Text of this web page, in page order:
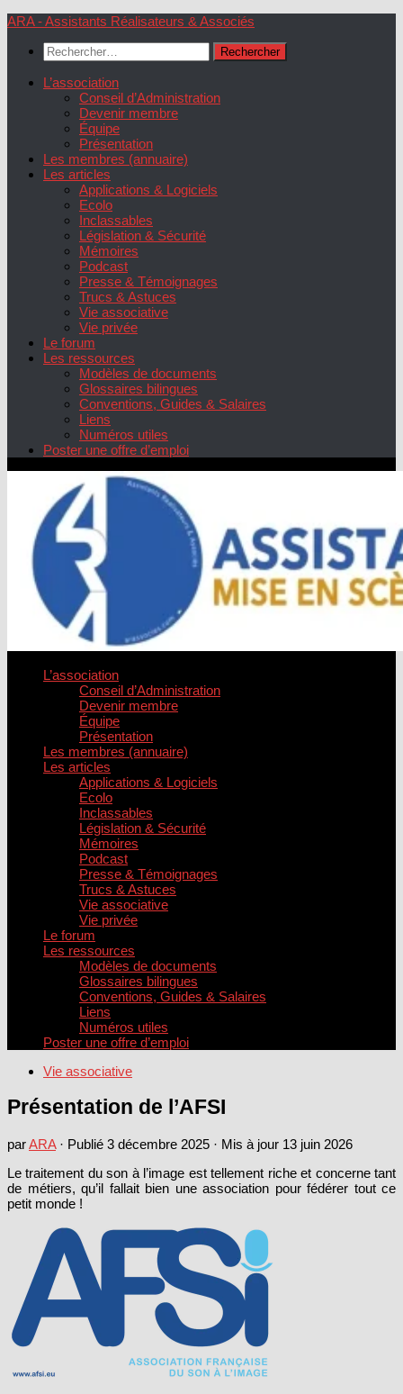
Skip
content
ARA - Assistants Réalisateurs & Associés
Rechercher :
L’association
Conseil d’Administration
Devenir membre
Équipe
Présentation
Les membres (annuaire)
Les articles
Applications & Logiciels
Ecolo
Inclassables
Législation & Sécurité
Mémoires
Podcast
Presse & Témoignages
Trucs & Astuces
Vie associative
Vie privée
Le forum
Les ressources
Modèles de documents
Glossaires bilingues
Conventions, Guides & Salaires
Liens
Numéros utiles
Poster une offre d’emploi
L’association
Conseil d’Administration
Devenir membre
Équipe
Présentation
Les membres (annuaire)
Les articles
Applications & Logiciels
Ecolo
Inclassables
Législation & Sécurité
Mémoires
Podcast
Presse & Témoignages
Trucs & Astuces
Vie associative
Vie privée
Le forum
Les ressources
Modèles de documents
Glossaires bilingues
Conventions, Guides & Salaires
Liens
Numéros utiles
Poster une offre d’emploi
Vie associative
Présentation de l’AFSI
parARA · Publié 3 décembre 2025 · Mis à jour 13 juin 2026
Le traitement du son à l’image est tellement riche et concerne tant
de métiers, qu’il fallait bien une association pour fédérer tout ce
petit monde !